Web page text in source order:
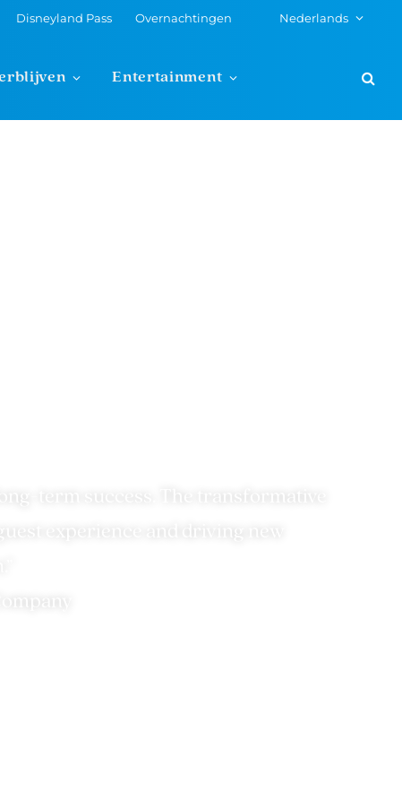
Disneyland Pass Overnachtingen Nederlands
Entertainment